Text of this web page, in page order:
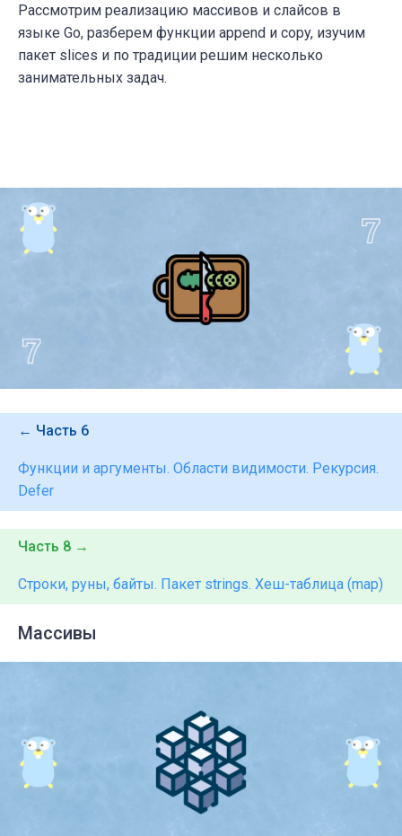
Рассмотрим реализацию массивов и слайсов в
языке Go, разберем функции append и copy, изучим
пакет slices и по традиции решим несколько
занимательных задач.
← Часть 6
Функции и аргументы. Области видимости. Рекурсия.
Defer
Часть 8 →
Строки, руны, байты. Пакет strings. Хеш-таблица (map)
Массивы